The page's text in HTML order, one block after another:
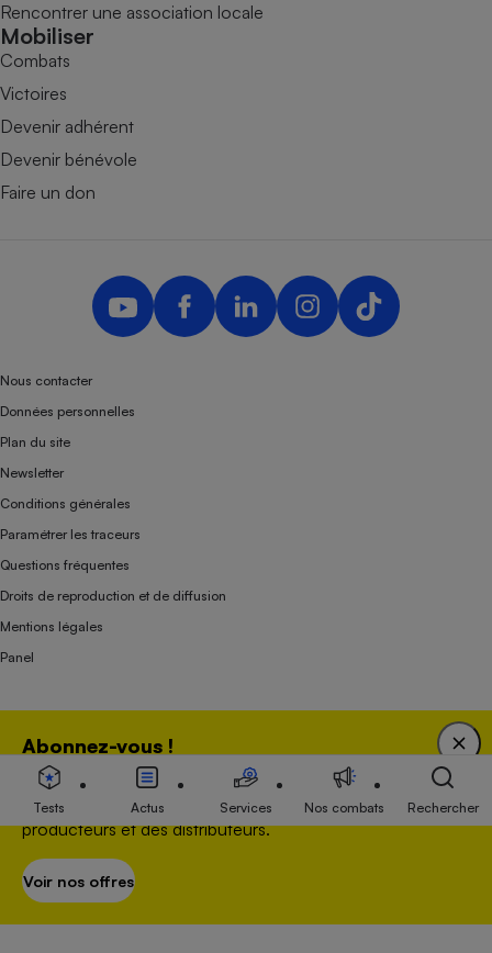
Abonnez-vous !
Bénéficiez d'une expertise unique tout en soutenant
une association 100 % indépendante de l'Etat, des
producteurs et des distributeurs.
Voir nos offres
Rencontrer une association locale
Mobiliser
Combats
Victoires
Devenir adhérent
Devenir bénévole
Faire un don
Nous contacter
Données personnelles
Plan du site
Newsletter
Conditions générales
Paramétrer les traceurs
Questions fréquentes
Droits de reproduction et de diffusion
Mentions légales
Panel
Association indépendante de l’État, des syndicats, des producteurs et des
distributeurs depuis 1951.
Tests Actus Services Nos combats Rechercher